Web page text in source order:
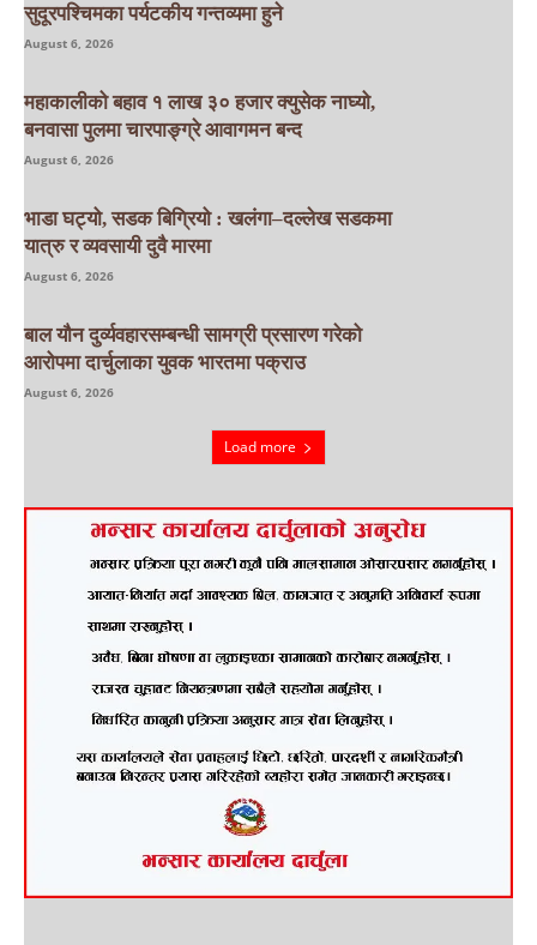
सुदूरपश्चिमका पर्यटकीय गन्तव्यमा हुने
August 6, 2026
महाकालीको बहाव १ लाख ३० हजार क्युसेक नाघ्यो,
बनवासा पुलमा चारपाङ्ग्रे आवागमन बन्द
August 6, 2026
भाडा घट्यो, सडक बिग्रियो : खलंगा–दल्लेख सडकमा
यात्रु र व्यवसायी दुवै मारमा
August 6, 2026
बाल यौन दुर्व्यवहारसम्बन्धी सामग्री प्रसारण गरेको
आरोपमा दार्चुलाका युवक भारतमा पक्राउ
August 6, 2026
Load more